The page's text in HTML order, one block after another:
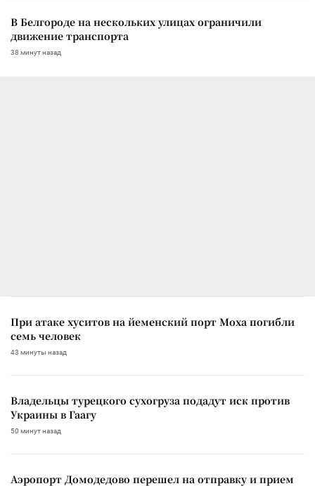
В Белгороде на нескольких улицах ограничили
движение транспорта
38 минут назад
При атаке хуситов на йеменский порт Моха погибли
семь человек
43 минуты назад
Владельцы турецкого сухогруза подадут иск против
Украины в Гаагу
50 минут назад
Аэропорт Домодедово перешел на отправку и прием